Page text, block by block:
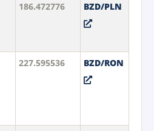
186.472776 BZD/PLN
227.595536 BZD/RON